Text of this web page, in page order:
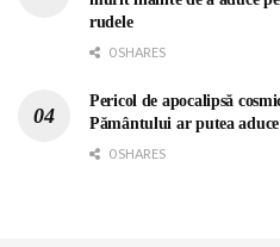
rudele
0 SHARES
Pericol de apocalipsă
Pământului ar putea
0 SHARES